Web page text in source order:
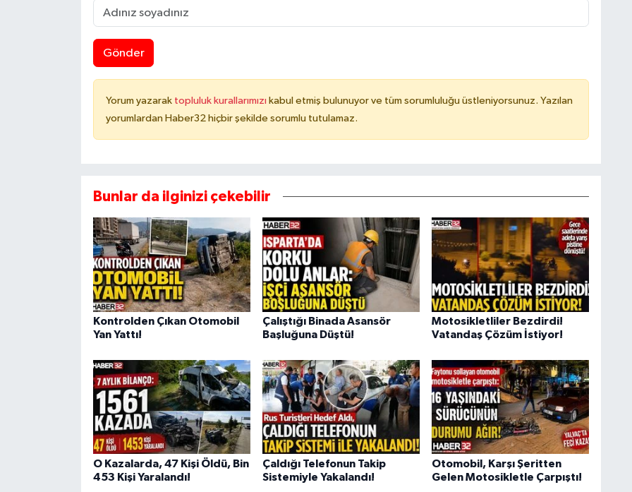
Gönder
Yorum yazarak topluluk kurallarımızı kabul etmiş bulunuyor ve tüm sorumluluğu üstleniyorsunuz. Yazılan
yorumlardan Haber32 hiçbir şekilde sorumlu tutulamaz.
Bunlar da ilginizi çekebilir
Kontrolden Çıkan Otomobil
Yan Yattı!
Çalıştığı Binada Asansör
Başluğuna Düştü!
Motosikletliler Bezdirdi!
Vatandaş Çözüm İstiyor!
O Kazalarda, 47 Kişi Öldü, Bin
453 Kişi Yaralandı!
Çaldığı Telefonun Takip
Sistemiyle Yakalandı!
Otomobil, Karşı Şeritten
Gelen Motosikletle Çarpıştı!